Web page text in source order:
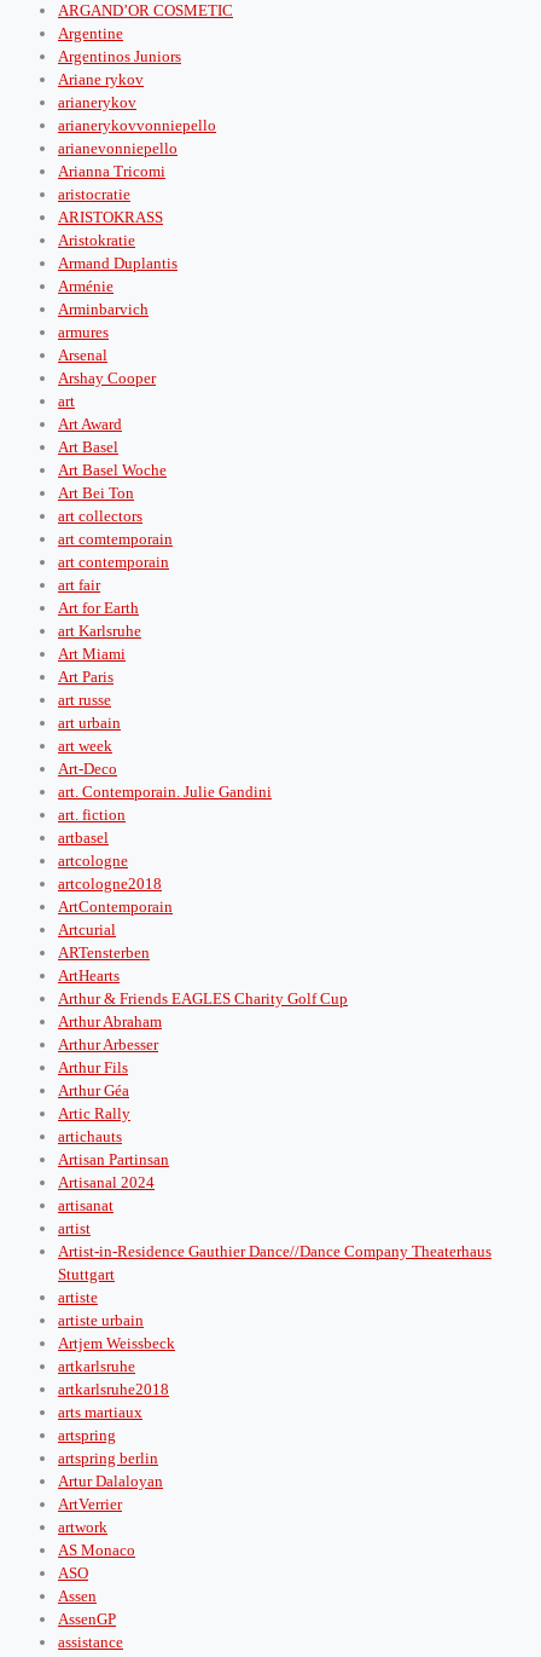
ARGAND’OR COSMETIC
Argentine
Argentinos Juniors
Ariane rykov
arianerykov
arianerykovvonniepello
arianevonniepello
Arianna Tricomi
aristocratie
ARISTOKRASS
Aristokratie
Armand Duplantis
Arménie
Arminbarvich
armures
Arsenal
Arshay Cooper
art
Art Award
Art Basel
Art Basel Woche
Art Bei Ton
art collectors
art comtemporain
art contemporain
art fair
Art for Earth
art Karlsruhe
Art Miami
Art Paris
art russe
art urbain
art week
Art-Deco
art. Contemporain. Julie Gandini
art. fiction
artbasel
artcologne
artcologne2018
ArtContemporain
Artcurial
ARTensterben
ArtHearts
Arthur & Friends EAGLES Charity Golf Cup
Arthur Abraham
Arthur Arbesser
Arthur Fils
Arthur Géa
Artic Rally
artichauts
Artisan Partinsan
Artisanal 2024
artisanat
artist
Artist-in-Residence Gauthier Dance//Dance Company Theaterhaus
Stuttgart
artiste
artiste urbain
Artjem Weissbeck
artkarlsruhe
artkarlsruhe2018
arts martiaux
artspring
artspring berlin
Artur Dalaloyan
ArtVerrier
artwork
AS Monaco
ASO
Assen
AssenGP
assistance